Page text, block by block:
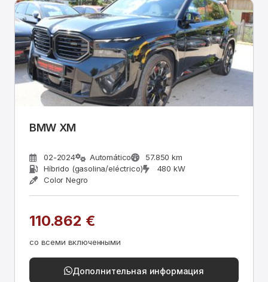
BMW XM
02-2024 Automático
57.850 km
Híbrido (gasolina/eléctrico)
480 kW
Color Negro
110.862 €
со всеми включенными
Дополнительная информация